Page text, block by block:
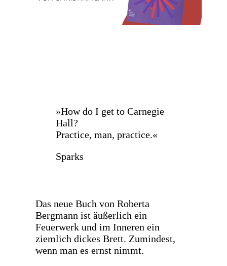
»How do I get to Carnegie
Hall?
Practice, man, practice.«
Sparks
Das neue Buch von Roberta
Bergmann ist äußerlich ein
Feuerwerk und im Inneren ein
ziemlich dickes Brett. Zumindest,
wenn man es ernst nimmt.